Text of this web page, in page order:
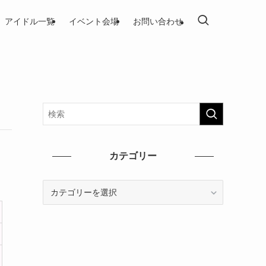
アイドル一覧 イベント会場 お問い合わせ
カテゴリー